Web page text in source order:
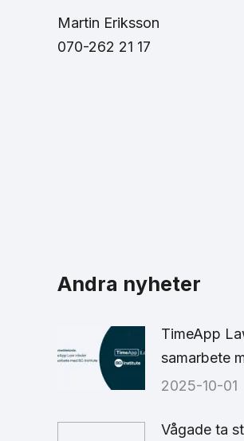
Martin Eriksson
070-262 21 17
Andra nyheter
TimeApp
samarbete
2025-10-01
Vågade ta